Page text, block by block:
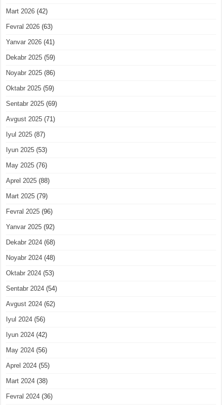
Mart 2026 (42)
Fevral 2026 (63)
Yanvar 2026 (41)
Dekabr 2025 (59)
Noyabr 2025 (86)
Oktabr 2025 (59)
Sentabr 2025 (69)
Avgust 2025 (71)
Iyul 2025 (87)
Iyun 2025 (53)
May 2025 (76)
Aprel 2025 (88)
Mart 2025 (79)
Fevral 2025 (96)
Yanvar 2025 (92)
Dekabr 2024 (68)
Noyabr 2024 (48)
Oktabr 2024 (53)
Sentabr 2024 (54)
Avgust 2024 (62)
Iyul 2024 (56)
Iyun 2024 (42)
May 2024 (56)
Aprel 2024 (55)
Mart 2024 (38)
Fevral 2024 (36)